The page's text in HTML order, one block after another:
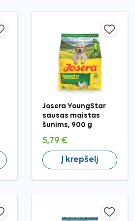
Josera YoungStar
sausas maistas
šunims, 900 g
5,79 €
Į krepšelį